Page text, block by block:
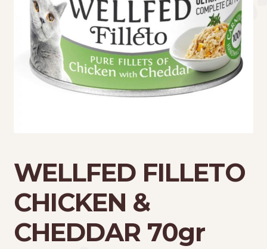
Τσάντες μεταφοράς
Επικοινωνία
Φροντίδα – Είδη Υγιεινής
WELLFED FILLETO
CHICKEN &
CHEDDAR 70gr